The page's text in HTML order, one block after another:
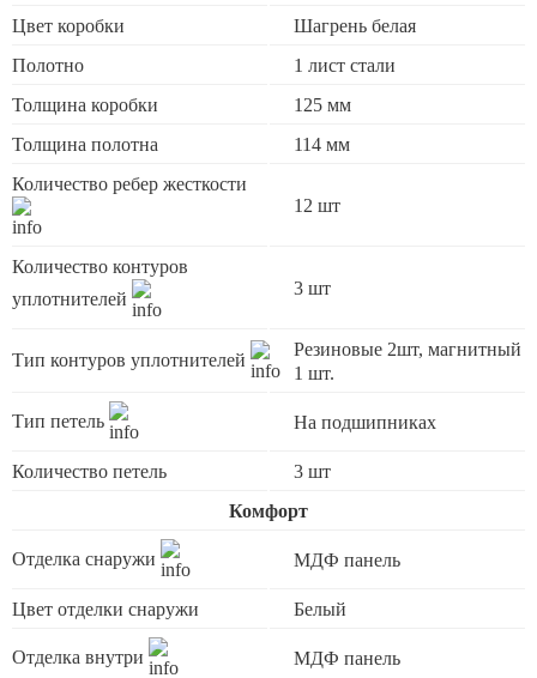
Цвет коробки
Шагрень белая
Полотно
1 лист стали
Толщина коробки
125 мм
Толщина полотна
114 мм
Количество ребер жесткости
12 шт
Количество контуров
уплотнителей
3 шт
Тип контуров уплотнителей
Резиновые 2шт, магнитный
1 шт.
Тип петель На подшипниках
Количество петель
3 шт
Комфорт
Отделка снаружи МДФ панель
Цвет отделки снаружи Белый
Отделка внутри МДФ панель